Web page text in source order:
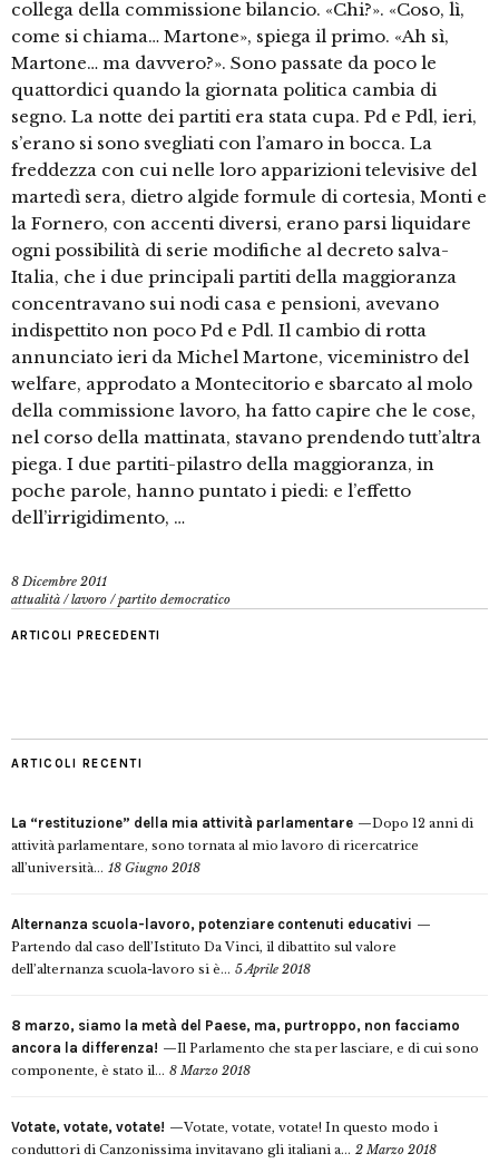
collega della commissione bilancio. «Chi?». «Coso, lì,
come si chiama… Martone», spiega il primo. «Ah sì,
Martone… ma davvero?». Sono passate da poco le
quattordici quando la giornata politica cambia di
segno. La notte dei partiti era stata cupa. Pd e Pdl, ieri,
s’erano si sono svegliati con l’amaro in bocca. La
freddezza con cui nelle loro apparizioni televisive del
martedì sera, dietro algide formule di cortesia, Monti e
la Fornero, con accenti diversi, erano parsi liquidare
ogni possibilità di serie modifiche al decreto salva-
Italia, che i due principali partiti della maggioranza
concentravano sui nodi casa e pensioni, avevano
indispettito non poco Pd e Pdl. Il cambio di rotta
annunciato ieri da Michel Martone, viceministro del
welfare, approdato a Montecitorio e sbarcato al molo
della commissione lavoro, ha fatto capire che le cose,
nel corso della mattinata, stavano prendendo tutt’altra
piega. I due partiti-pilastro della maggioranza, in
poche parole, hanno puntato i piedi: e l’effetto
dell’irrigidimento, …
8 Dicembre 2011
attualità /lavoro /partito democratico
ARTICOLI PRECEDENTI
ARTICOLI RECENTI
La “restituzione” della mia attività parlamentare
Dopo 12 anni di
attività parlamentare, sono tornata al mio lavoro di ricercatrice
all’università... 18 Giugno 2018
Alternanza scuola-lavoro, potenziare contenuti educativi
Partendo dal caso dell’Istituto Da Vinci, il dibattito sul valore
dell’alternanza scuola-lavoro si è... 5 Aprile 2018
8 marzo, siamo la metà del Paese, ma, purtroppo, non facciamo
ancora la differenza!
Il Parlamento che sta per lasciare, e di cui sono
componente, è stato il... 8 Marzo 2018
Votate, votate, votate!
Votate, votate, votate! In questo modo i
conduttori di Canzonissima invitavano gli italiani a... 2 Marzo 2018